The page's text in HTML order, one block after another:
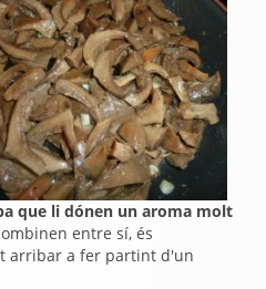
que li dónen un aroma molt
entre sí, és
arribar a fer partint d'un